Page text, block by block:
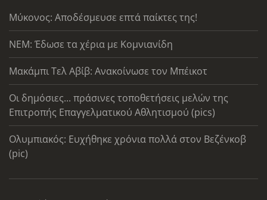
Μύκονος: Αποδέσμευσε επτά παίκτες της!
ΝΕΜ: Έδωσε τα χέρια με Κομνιανίδη
Μακάμπι Τελ Αβίβ: Ανακοίνωσε τον Μπέικοτ
Οι δημόσιες... πράσινες τοποθετήσεις μελών της
Επιτροπής Επαγγελματικού Αθλητισμού (pics)
Ολυμπιακός: Ευχήθηκε χρόνια πολλά στον Βεζένκοβ
(pic)